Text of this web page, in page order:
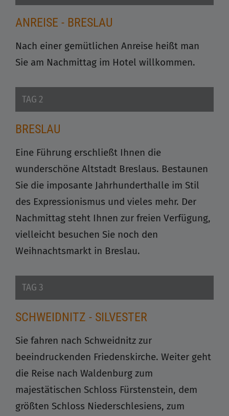
ANREISE - BRESLAU
Nach einer gemütlichen Anreise heißt man
Sie am Nachmittag im Hotel willkommen.
TAG 2
BRESLAU
Eine Führung erschließt Ihnen die
wunderschöne Altstadt Breslaus. Bestaunen
Sie die imposante Jahrhunderthalle im Stil
des Expressionismus und vieles mehr. Der
Nachmittag steht Ihnen zur freien Verfügung,
vielleicht besuchen Sie noch den
Weihnachtsmarkt in Breslau.
TAG 3
SCHWEIDNITZ - SILVESTER
Sie fahren nach Schweidnitz zur
beeindruckenden Friedenskirche. Weiter geht
die Reise nach Waldenburg zum
majestätischen Schloss Fürstenstein, dem
größten Schloss Niederschlesiens, zum